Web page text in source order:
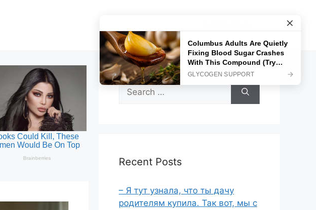
Search
for:
Recent Posts
– Я тут узнала, что ты дачу
родителям купила. Так вот, мы с